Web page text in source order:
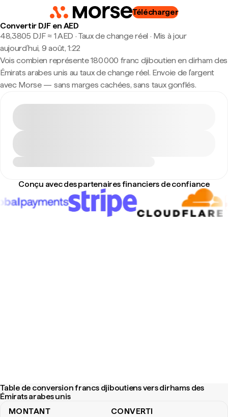
Télécharger
Convertir DJF en AED
48,3805 DJF ≈ 1 AED · Taux de change réel · Mis à jour
aujourd’hui, 9 août, 1:22
Vois combien représente 180 000 franc djiboutien en dirham des
Émirats arabes unis au taux de change réel. Envoie de l'argent
avec Morse — sans marges cachées, sans taux gonflés.
Conçu avec des partenaires financiers de confiance
Table de conversion francs djiboutiens vers dirhams des
Émirats arabes unis
MONTANT CONVERTI